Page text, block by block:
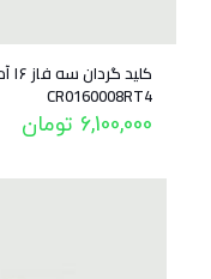
CR0160008RT4
6,100,000 تومان